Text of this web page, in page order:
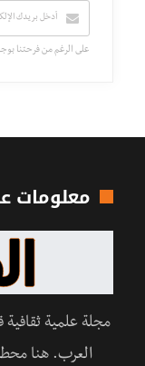
على الرغم من فرحتنا
معلومات
مجلة علمية
العرب. هنا